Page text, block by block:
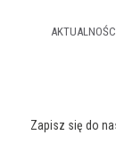
Zapisz się do